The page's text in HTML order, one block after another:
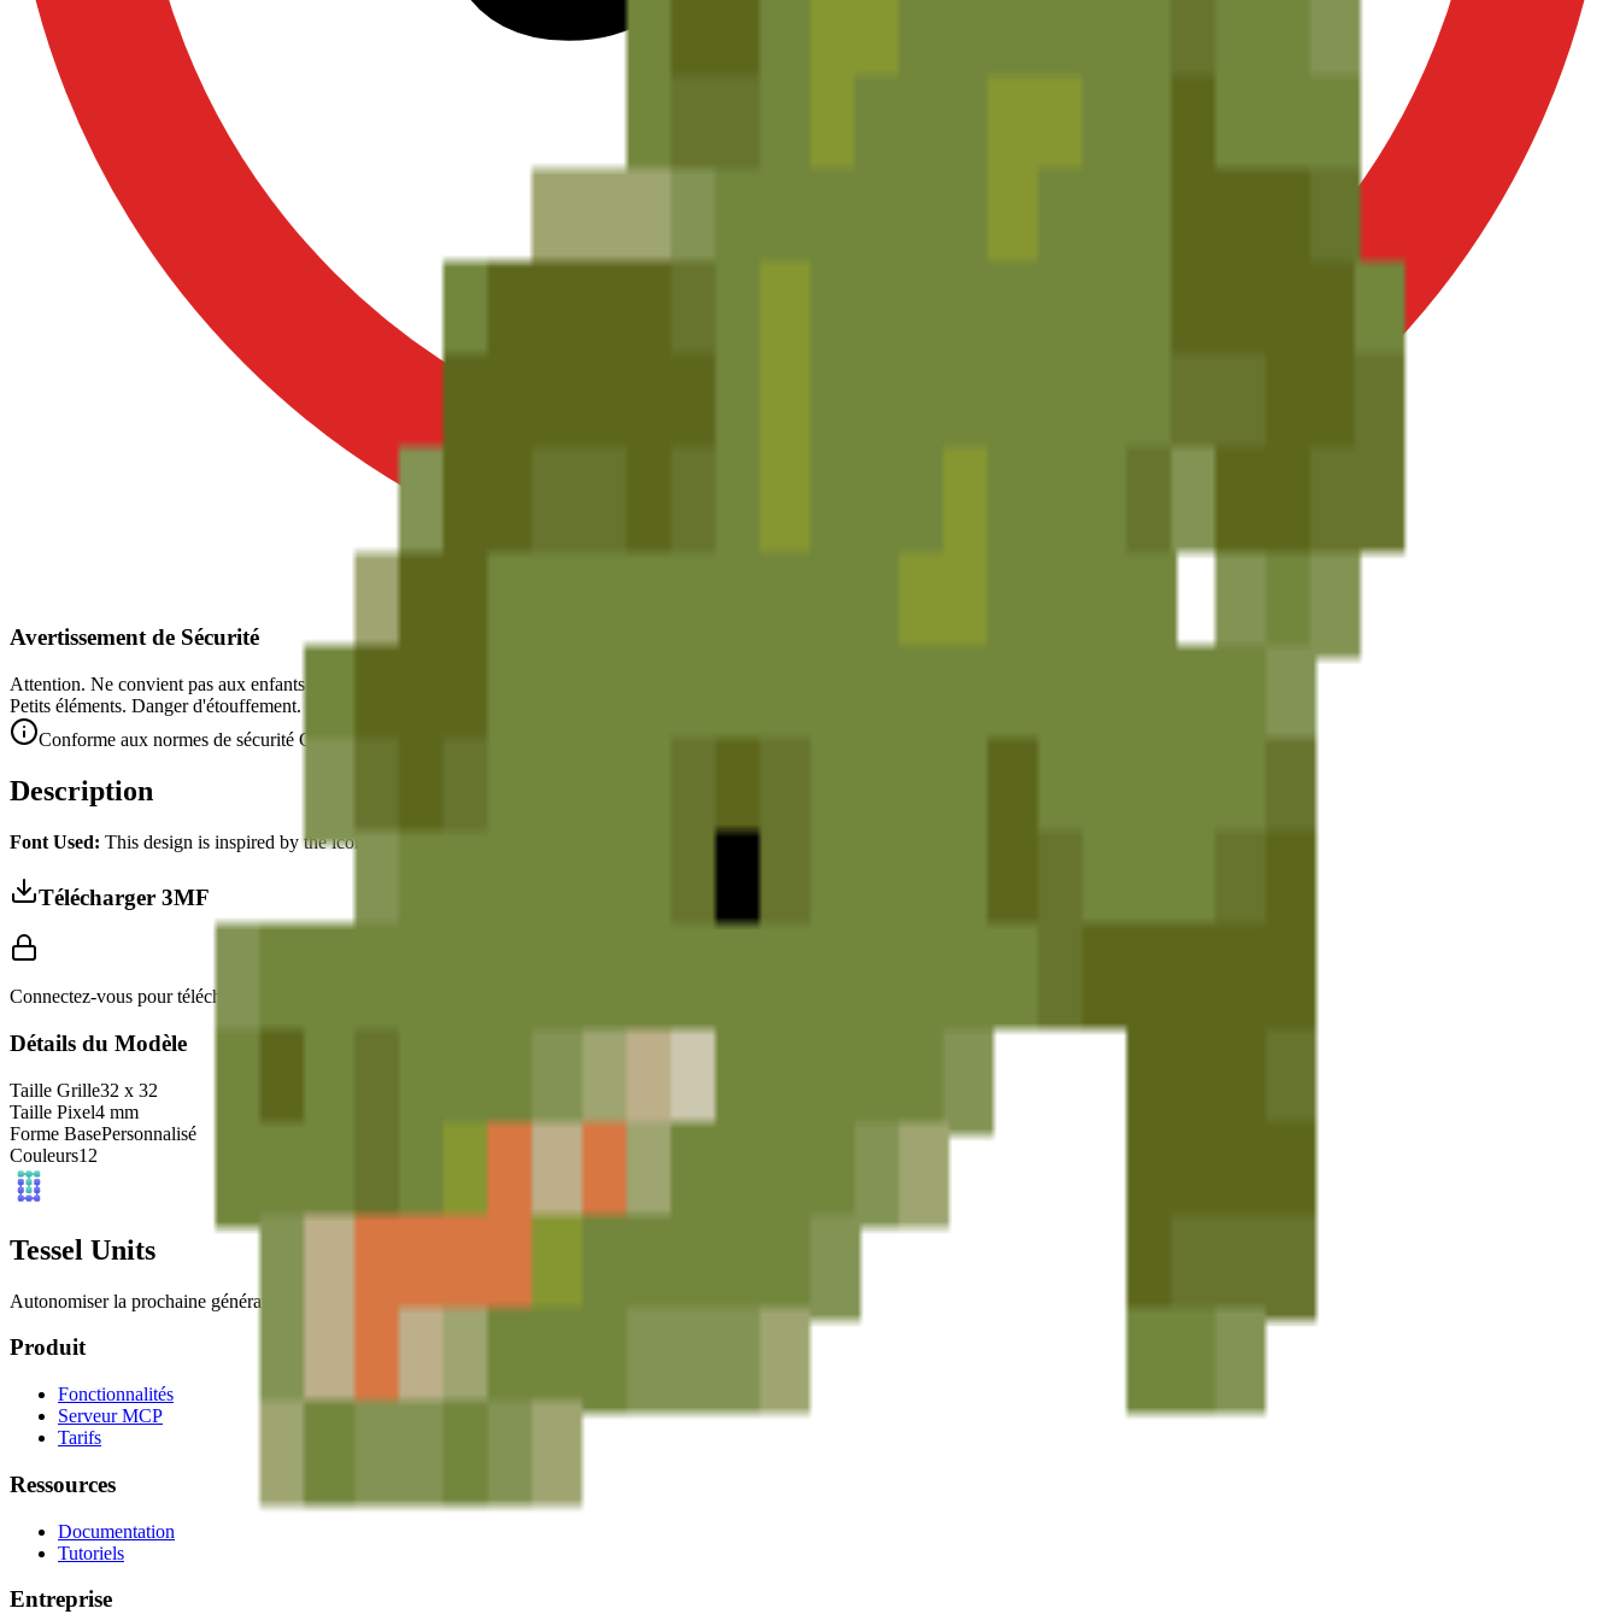
Avertissement de Sécurité
Attention. Ne convient pas aux enfants de moins de 3 ans.
Petits éléments. Danger d'étouffement.
Conforme aux normes de sécurité CE/NF (NF EN 71-1) pour les objets de petite taille.
Description
Font Used: This design is inspired by the iconic
Télécharger 3MF
Connectez-vous pour télécharger ce modèle et accéder aux réglages d'impression.
Détails du Modèle
Taille Grille32 x 32
Taille Pixel4 mm
Forme BasePersonnalisé
Couleurs12
Tessel Units
Autonomiser la prochaine génération d'artistes numériques avec des outils 3D faciles à utiliser.
Produit
Fonctionnalités
Serveur MCP
Tarifs
Ressources
Documentation
Tutoriels
Entreprise